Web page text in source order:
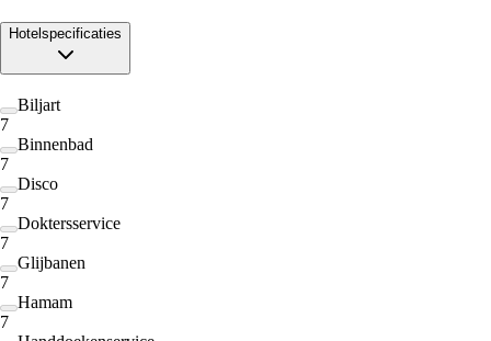
Hotelspecificaties
Biljart
7
Binnenbad
7
Disco
7
Doktersservice
7
Glijbanen
7
Hamam
7